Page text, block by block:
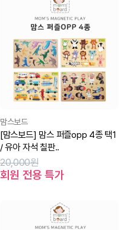
맘스보드
[맘스보드] 맘스 퍼즐opp 4종 택1
/ 유아 자석 칠판..
20,000원
회원 전용 특가